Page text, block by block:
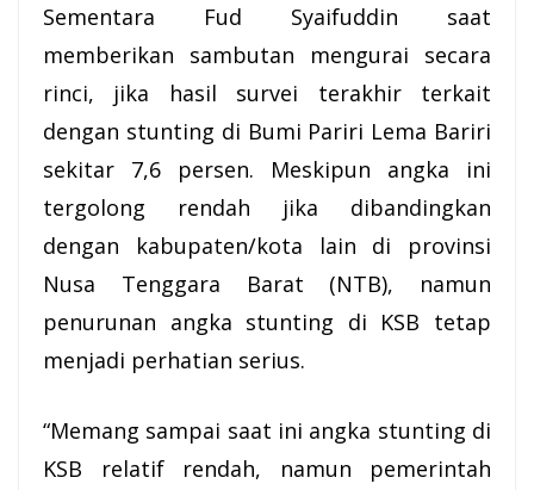
Sementara Fud Syaifuddin saat
memberikan sambutan mengurai secara
rinci, jika hasil survei terakhir terkait
dengan stunting di Bumi Pariri Lema Bariri
sekitar 7,6 persen. Meskipun angka ini
tergolong rendah jika dibandingkan
dengan kabupaten/kota lain di provinsi
Nusa Tenggara Barat (NTB), namun
penurunan angka stunting di KSB tetap
menjadi perhatian serius.
“Memang sampai saat ini angka stunting di
KSB relatif rendah, namun pemerintah